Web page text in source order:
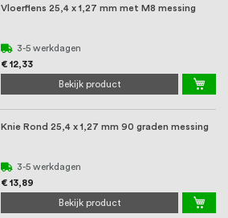
Vloerflens 25,4 x 1,27 mm met M8 messing
3-5 werkdagen
€ 12,33
Bekijk product
Knie Rond 25,4 x 1,27 mm 90 graden messing
3-5 werkdagen
€ 13,89
Bekijk product